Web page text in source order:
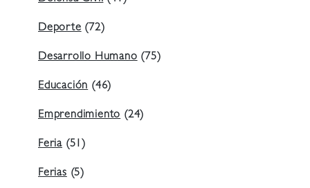
Deporte(72)
Desarrollo Humano(75)
Educación(46)
Emprendimiento(24)
Feria (51)
Ferias(5)